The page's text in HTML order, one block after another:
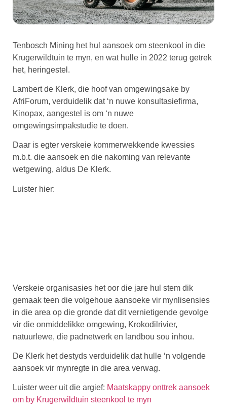
Tenbosch Mining het hul aansoek om steenkool in die
Krugerwildtuin te myn, en wat hulle in 2022 terug getrek
het, heringestel.
Lambert de Klerk, die hoof van omgewingsake by
AfriForum, verduidelik dat ‘n nuwe konsultasiefirma,
Kinopax, aangestel is om ‘n nuwe
omgewingsimpakstudie te doen.
Daar is egter verskeie kommerwekkende kwessies
m.b.t. die aansoek en die nakoming van relevante
wetgewing, aldus De Klerk.
Luister hier:
Verskeie organisasies het oor die jare hul stem dik
gemaak teen die volgehoue aansoeke vir mynlisensies
in die area op die gronde dat dit vernietigende gevolge
vir die onmiddelikke omgewing, Krokodilrivier,
natuurlewe, die padnetwerk en landbou sou inhou.
De Klerk het destyds verduidelik dat hulle ‘n volgende
aansoek vir mynregte in die area verwag.
Luister weer uit die argief: Maatskappy onttrek aansoek
om by Krugerwildtuin steenkool te myn